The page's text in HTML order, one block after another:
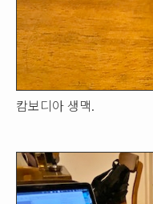
캄보디아 생맥.